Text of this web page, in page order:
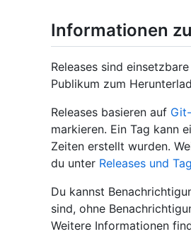
Informationen
Releases sind
Publikum zum
Releases basieren auf
markieren. Ein Tag kann
Zeiten erstellt wurden.
du unter Releases und
Du kannst
sind, ohne
Weitere Informationen